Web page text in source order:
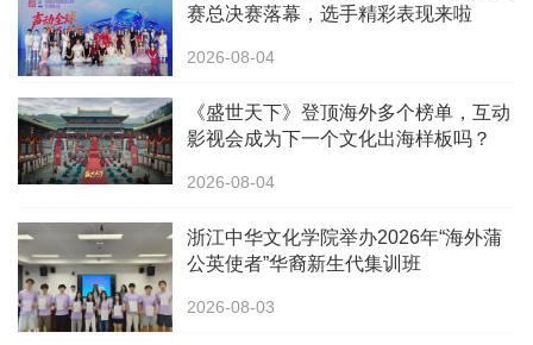
赛总决赛落幕，选手精彩表现来啦
2026-08-04
《盛世天下》登顶海外多个榜单，互动
影视会成为下一个文化出海样板吗？
2026-08-04
浙江中华文化学院举办2026年“海外蒲
公英使者”华裔新生代集训班
2026-08-03